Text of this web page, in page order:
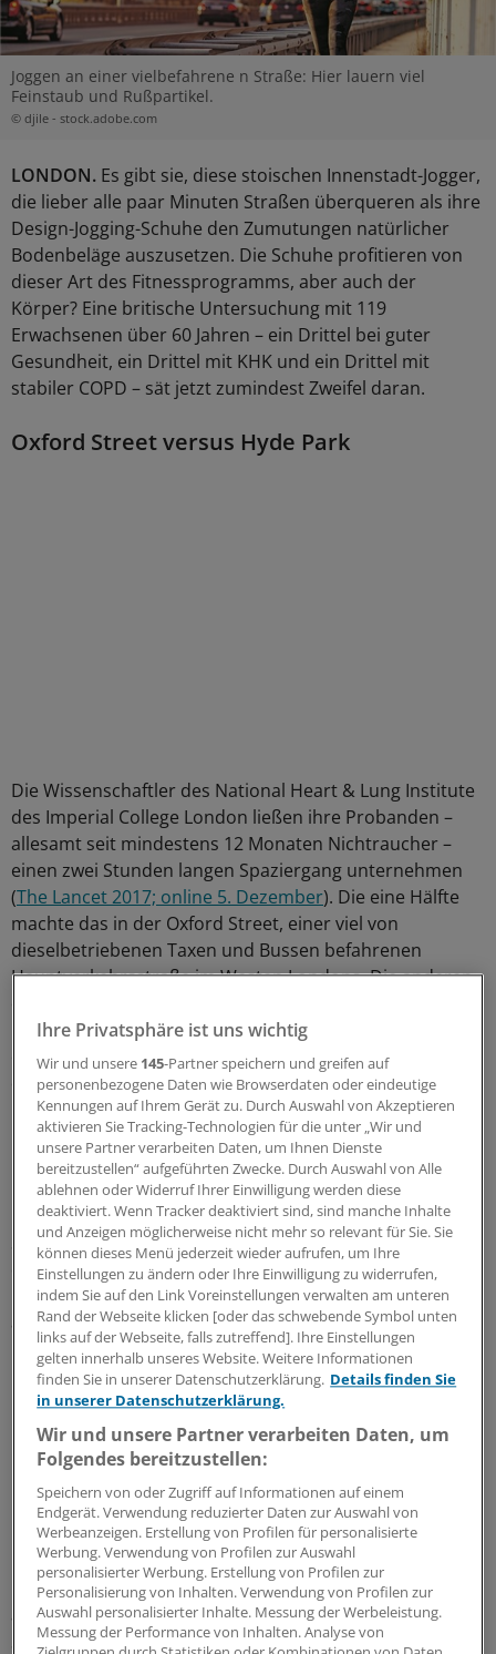
Joggen an einer vielbefahrene n Straße: Hier lauern viel
Feinstaub und Rußpartikel.
© djile - stock.adobe.com
LONDON. Es gibt sie, diese stoischen Innenstadt-Jogger,
die lieber alle paar Minuten Straßen überqueren als ihre
Design-Jogging-Schuhe den Zumutungen natürlicher
Bodenbeläge auszusetzen. Die Schuhe profitieren von
dieser Art des Fitnessprogramms, aber auch der
Körper? Eine britische Untersuchung mit 119
Erwachsenen über 60 Jahren – ein Drittel bei guter
Gesundheit, ein Drittel mit KHK und ein Drittel mit
stabiler COPD – sät jetzt zumindest Zweifel daran.
Oxford Street versus Hyde Park
Die Wissenschaftler des National Heart & Lung Institute
des Imperial College London ließen ihre Probanden –
allesamt seit mindestens 12 Monaten Nichtraucher –
einen zwei Stunden langen Spaziergang unternehmen
(The Lancet 2017; online 5. Dezember). Die eine Hälfte
machte das in der Oxford Street, einer viel von
dieselbetriebenen Taxen und Bussen befahrenen
Hauptverkehrsstraße im Westen Londons. Die anderen
promenieren, im Hyde Park. Nach ein paar Wochen gab
es dann einen weiteren zweistündigen Spaziergang an
der jeweils anderen Stelle.
Gemessen wurde unter anderem die forcierte
Einsekundenkapazität (FEV1), und zwar vor dem Training
und drei Stunden danach, außerdem die
Pulswellengeschwindigkeit als Parameter für die
Steifigkeit der arteriellen Gefäße etwa eine Stunde nach
dem Spaziergang und noch einmal am nächsten Tag.
Gleichzeitig wurden während der Spaziergänge die
aktuellen Feinstaubkonzentrationen ermittelt.
Differenziert wurde dabei zwischen definiertem
Feinstaub (PM10) und dem feinen PM2,5-Staub.
Letzterer gilt als typisch für Dieselabgase, genauso wie
Rußpartikel, die separat gemessen wurden.
Die Ergebnisse: Bei den herz-und lungengesunden
Rentnern und Frührentnern stieg die FEV1 durch den
langen Spaziergang im Hyde Park im Mittel um 7,5
Prozent an. Gleichzeitig sank die
Pulswellengeschwindigkeit um 5 Prozent, ein Effekt, der
auch am Folgetag noch nachweisbar war. An der Oxford
Street sah es dagegen etwas anders aus: Die FEV1 stieg
Ihre Privatsphäre ist uns wichtig
Wir und unsere 145-Partner speichern und greifen auf
personenbezogene Daten wie Browserdaten oder eindeutige
Kennungen auf Ihrem Gerät zu. Durch Auswahl von Akzeptieren
aktivieren Sie Tracking-Technologien für die unter „Wir und
unsere Partner verarbeiten Daten, um Ihnen Dienste
bereitzustellen“ aufgeführten Zwecke. Durch Auswahl von Alle
ablehnen oder Widerruf Ihrer Einwilligung werden diese
deaktiviert. Wenn Tracker deaktiviert sind, sind manche Inhalte
und Anzeigen möglicherweise nicht mehr so relevant für Sie. Sie
können dieses Menü jederzeit wieder aufrufen, um Ihre
Einstellungen zu ändern oder Ihre Einwilligung zu widerrufen,
indem Sie auf den Link Voreinstellungen verwalten am unteren
Rand der Webseite klicken [oder das schwebende Symbol unten
links auf der Webseite, falls zutreffend]. Ihre Einstellungen
gelten innerhalb unseres Website. Weitere Informationen
finden Sie in unserer Datenschutzerklärung. Details finden Sie
in unserer Datenschutzerklärung.
Wir und unsere Partner verarbeiten Daten, um
Folgendes bereitzustellen:
Speichern von oder Zugriff auf Informationen auf einem
Endgerät. Verwendung reduzierter Daten zur Auswahl von
Werbeanzeigen. Erstellung von Profilen für personalisierte
Werbung. Verwendung von Profilen zur Auswahl
personalisierter Werbung. Erstellung von Profilen zur
Personalisierung von Inhalten. Verwendung von Profilen zur
Auswahl personalisierter Inhalte. Messung der Werbeleistung.
Messung der Performance von Inhalten. Analyse von